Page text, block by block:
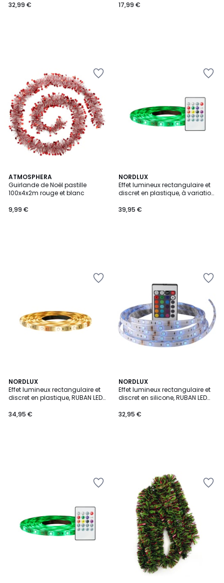
32,99 €
17,99 €
ATMOSPHERA
Guirlande de Noël pastille
100x4x2m rouge et blanc
9,99 €
NORDLUX
Effet lumineux rectangulaire et
discret en plastique, à variation
39,95 €
NORDLUX
Effet lumineux rectangulaire et
discret en plastique, RUBAN LED
34,95 €
NORDLUX
Effet lumineux rectangulaire et
discret en silicone, RUBAN LED
32,95 €